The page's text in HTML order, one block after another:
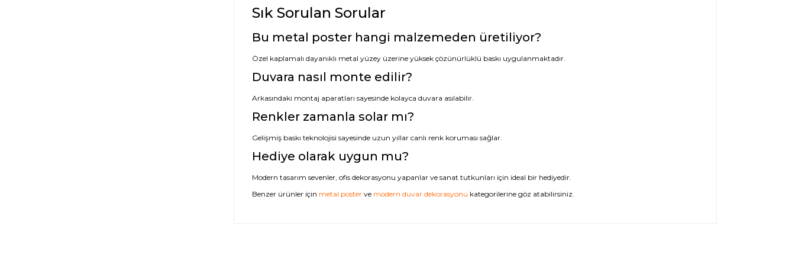
Sık Sorulan Sorular
Bu metal poster hangi malzemeden üretiliyor?
Özel kaplamalı dayanıklı metal yüzey üzerine yüksek çözünürlüklü baskı uygulanmaktadır.
Duvara nasıl monte edilir?
Arkasındaki montaj aparatları sayesinde kolayca duvara asılabilir.
Renkler zamanla solar mı?
Gelişmiş baskı teknolojisi sayesinde uzun yıllar canlı renk koruması sağlar.
Hediye olarak uygun mu?
Modern tasarım sevenler, ofis dekorasyonu yapanlar ve sanat tutkunları için ideal bir hediyedir.
Benzer ürünler için metal posterve modern duvar dekorasyonu kategorilerine göz atabilirsiniz.